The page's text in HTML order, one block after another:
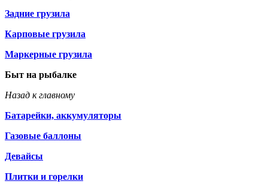
Задние грузила
Карповые грузила
Маркерные грузила
Быт на рыбалке
Назад к главному
Батарейки, аккумуляторы
Газовые баллоны
Девайсы
Плитки и горелки